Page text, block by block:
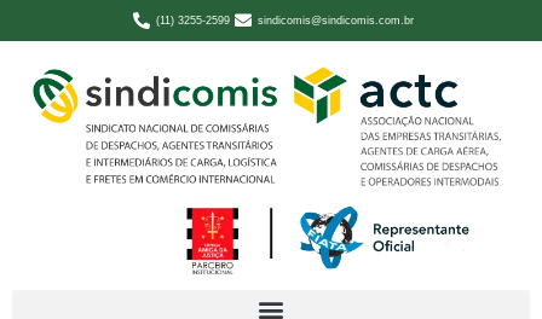
(11) 3255-2599 sindicomis@sindicomis.com.br